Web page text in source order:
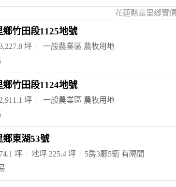
花蓮縣富里鄉實
竹田段1125地號
坪
一般農業區 農牧用地
竹田段1124地號
坪
一般農業區 農牧用地
東湖53號
坪 地坪 225.4 坪
5房3廳5衛 有隔間